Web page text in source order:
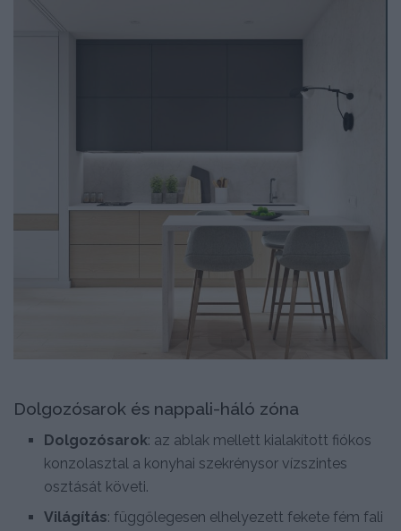
Dolgozósarok és nappali-háló zóna
Dolgozósarok: az ablak mellett kialakított fiókos
konzolasztal a konyhai szekrénysor vízszintes
osztását követi.
Világítás: függőlegesen elhelyezett fekete fém fali